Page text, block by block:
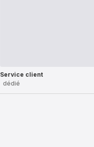
Service client
dédié